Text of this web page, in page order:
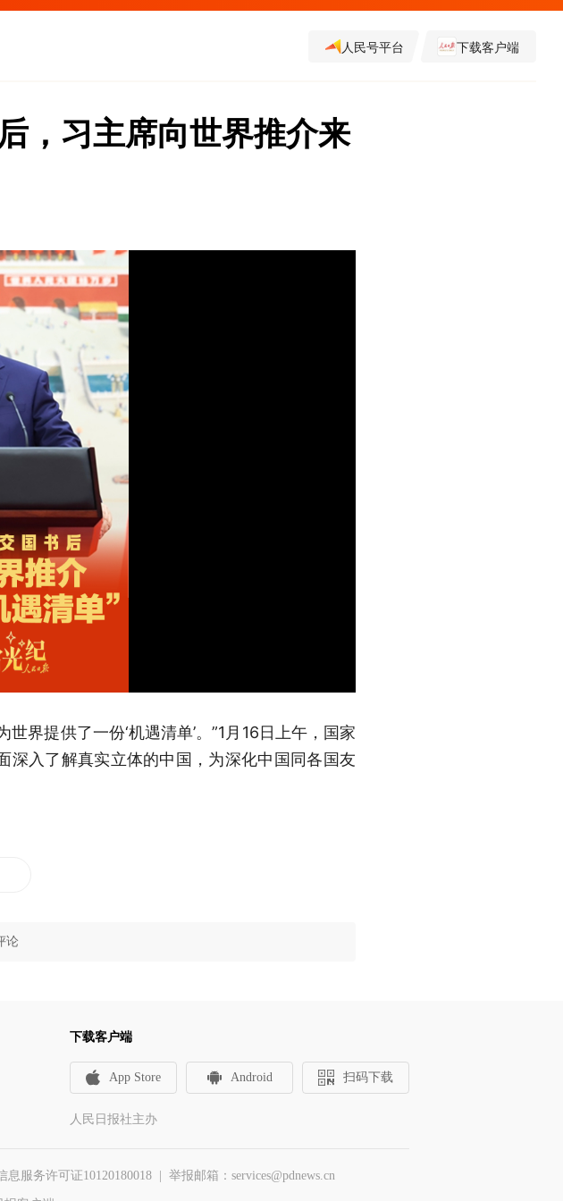
人民号平台 下载客户端
，习主席向世界推介来
界提供了一份‘机遇清单’。”1月16日上午，国家
深入了解真实立体的中国，为深化中国同各国友
论
下载客户端
App Store Android 扫码下载
人民日报社主办
服务许可证10120180018 | 举报邮箱：services@pdnews.cn